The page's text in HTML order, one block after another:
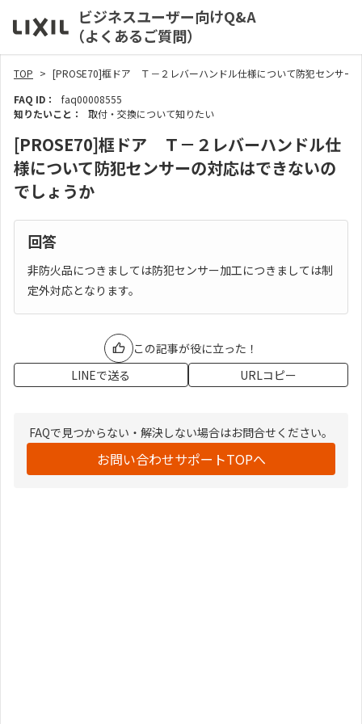
ビジネスユーザー向けQ&A
（よくあるご質問）
TOP
[PROSE70]框ドア Ｔ－２レバーハンドル仕様について防犯センサー
FAQ ID：
faq00008555
知りたいこと：
取付・交換について知りたい
[PROSE70]框ドア Ｔ－２レバーハンドル仕
様について防犯センサーの対応はできないの
でしょうか
回答
非防火品につきましては防犯センサー加工につきましては制
定外対応となります。
この記事が役に立った！
LINEで送る
URLコピー
FAQで見つからない・解決しない場合はお問合せください。
お問い合わせサポートTOPへ